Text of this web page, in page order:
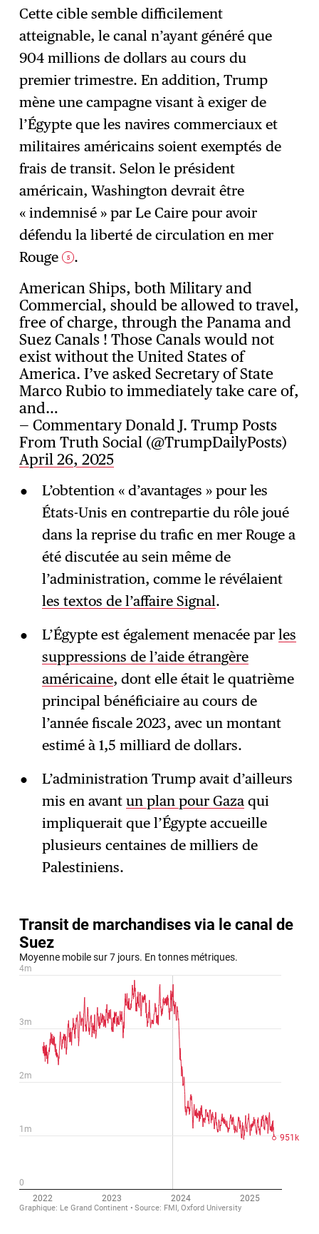
Cette cible semble difficilement
atteignable, le canal n’ayant généré que
904 millions de dollars au cours du
premier trimestre. En addition, Trump
mène une campagne visant à exiger de
l’Égypte que les navires commerciaux et
militaires américains soient exemptés de
frais de transit. Selon le président
américain, Washington devrait être
« indemnisé » par Le Caire pour avoir
défendu la liberté de circulation en mer
Rouge 5 .
American Ships, both Military and
Commercial, should be allowed to travel,
free of charge, through the Panama and
Suez Canals ! Those Canals would not
exist without the United States of
America. I’ve asked Secretary of State
Marco Rubio to immediately take care of,
and…
— Commentary Donald J. Trump Posts
From Truth Social (@TrumpDailyPosts)
April 26, 2025
L’obtention « d’avantages » pour les
États-Unis en contrepartie du rôle joué
dans la reprise du trafic en mer Rouge a
été discutée au sein même de
l’administration, comme le révélaient
les textos de l’affaire Signal.
L’Égypte est également menacée par les
suppressions de l’aide étrangère
américaine, dont elle était le quatrième
principal bénéficiaire au cours de
l’année fiscale 2023, avec un montant
estimé à 1,5 milliard de dollars.
L’administration Trump avait d’ailleurs
mis en avant un plan pour Gaza qui
impliquerait que l’Égypte accueille
plusieurs centaines de milliers de
Palestiniens.